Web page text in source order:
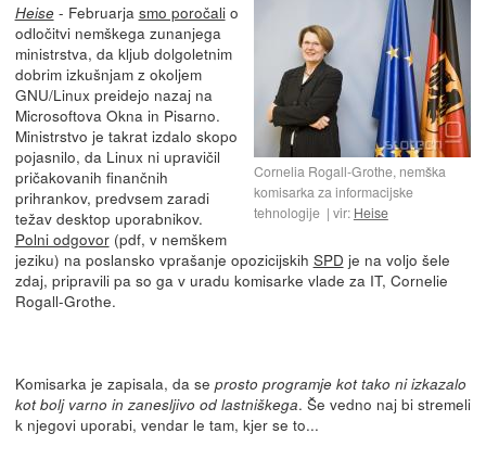
Cornelia Rogall-Grothe, nemška
komisarka za informacijske
tehnologije
vir: Heise
Heise- Februarja smo poročalio
odločitvi nemškega zunanjega
ministrstva, da kljub dolgoletnim
dobrim izkušnjam z okoljem
GNU/Linux preidejo nazaj na
Microsoftova Okna in Pisarno.
Ministrstvo je takrat izdalo skopo
pojasnilo, da Linux ni upravičil
pričakovanih finančnih
prihrankov, predvsem zaradi
težav desktop uporabnikov.
Polni odgovor(pdf, v nemškem
jeziku) na poslansko vprašanje opozicijskih SPD je na voljo šele
zdaj, pripravili pa so ga v uradu komisarke vlade za IT, Cornelie
Rogall-Grothe.
Komisarka je zapisala, da se prosto programje kot tako ni izkazalo
kot bolj varno in zanesljivo od lastniškega. Še vedno naj bi stremeli
k njegovi uporabi, vendar le tam, kjer se to...